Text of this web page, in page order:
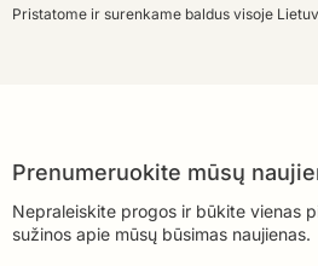
Pristatome ir surenkame baldus visoje
Prenumeruokite mūsų
Nepraleiskite progos ir būkite vienas
sužinos apie mūsų būsimas naujienas.